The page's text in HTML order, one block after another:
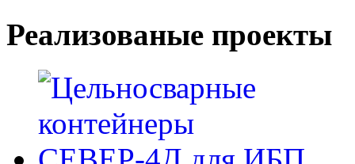
Реализованые проекты